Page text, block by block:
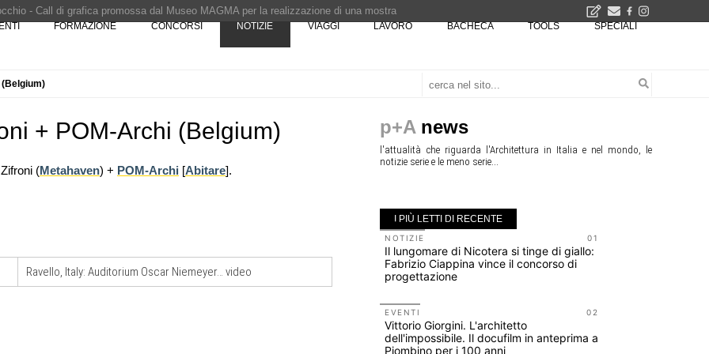
FORMAZIONE CONCORSI NOTIZIE VIAGGI LAVORO BACHECA TOOLS SPECIALI
(Belgium)
+ POM-Archi (Belgium)
(Metahaven) + POM-Archi [Abitare].
Ravello, Italy: Auditorium Oscar Niemeyer… video
p+A news
l'attualità che riguarda l'Architettura in Italia e nel mondo, le
notizie serie e le meno serie...
I PIÙ LETTI DI RECENTE
01
NOTIZIE
Il lungomare di Nicotera si tinge di giallo:
Fabrizio Ciappina vince il concorso di
progettazione
02
EVENTI
Vittorio Giorgini. L'architetto
dell'impossibile. Il docufilm in anteprima a
Piombino per i 100 anni
- Call di grafica promossa dal Museo MAGMA per la realizzazione di una mostra
- Concorso di product design by Desall · Al vincitore un premio di 5.000 euro